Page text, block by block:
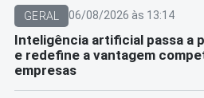
GERAL 06/08/2026 às 13:14
Inteligência artificial passa a
e redefine a vantagem
empresas